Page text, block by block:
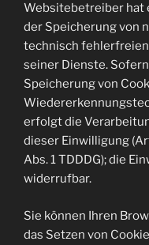
Websitebetreiber hat
der Speicherung von
technisch
seiner Dienste.
Speicherung von
erfolgt die
dieser Einwilligung
Abs. 1 TDDDG); die
widerrufbar.
Sie können Ihren
das Setzen von